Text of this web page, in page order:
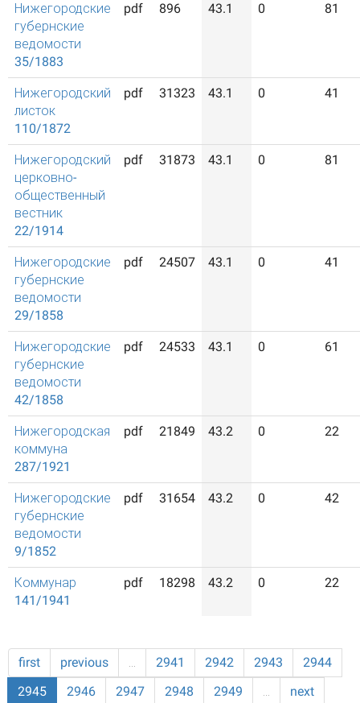
Нижегородские
губернские
ведомости
35/1883
pdf 896 43.1 0 81
Нижегородский
листок
110/1872
pdf 31323 43.1 0 41
Нижегородский
церковно-
общественный
вестник
22/1914
pdf 31873 43.1 0 81
Нижегородские
губернские
ведомости
29/1858
pdf 24507 43.1 0 41
Нижегородские
губернские
ведомости
42/1858
pdf 24533 43.1 0 61
Нижегородская
коммуна
287/1921
pdf 21849 43.2 0 22
Нижегородские
губернские
ведомости
9/1852
pdf 31654 43.2 0 42
Коммунар
141/1941
pdf 18298 43.2 0 22
first previous … 2941 2942 2943
2944
2945
2946 2947 2948 2949 … next